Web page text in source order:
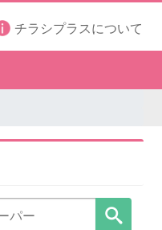
チラシプラスについて